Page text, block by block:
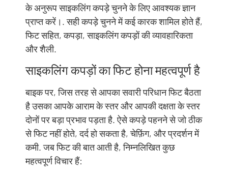
के अनुरूप साइकलिंग कपड़े चुनने के लिए आवश्यक ज्ञान
प्राप्त करें।. सही कपड़े चुनने में कई कारक शामिल होते हैं,
फिट सहित, कपड़ा, साइकलिंग कपड़ों की व्यावहारिकता
और शैली.
साइकलिंग कपड़ों का फिट होना महत्वपूर्ण है
बाइक पर, जिस तरह से आपका सवारी परिधान फिट बैठता
है उसका आपके आराम के स्तर और आपकी दक्षता के स्तर
दोनों पर बड़ा प्रभाव पड़ता है. ऐसे कपड़े पहनने से जो ठीक
से फिट नहीं होते, दर्द हो सकता है, चेफ़िंग, और प्रदर्शन में
कमी. जब फिट की बात आती है, निम्नलिखित कुछ
महत्वपूर्ण विचार हैं: